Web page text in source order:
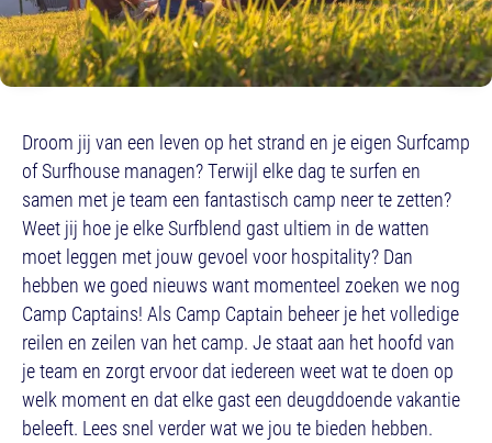
Droom jij van een leven op het strand en je eigen Surfcamp
of Surfhouse managen? Terwijl elke dag te surfen en
samen met je team een fantastisch camp neer te zetten?
Weet jij hoe je elke Surfblend gast ultiem in de watten
moet leggen met jouw gevoel voor hospitality? Dan
hebben we goed nieuws want momenteel zoeken we nog
Camp Captains! Als Camp Captain beheer je het volledige
reilen en zeilen van het camp. Je staat aan het hoofd van
je team en zorgt ervoor dat iedereen weet wat te doen op
welk moment en dat elke gast een deugddoende vakantie
beleeft. Lees snel verder wat we jou te bieden hebben.